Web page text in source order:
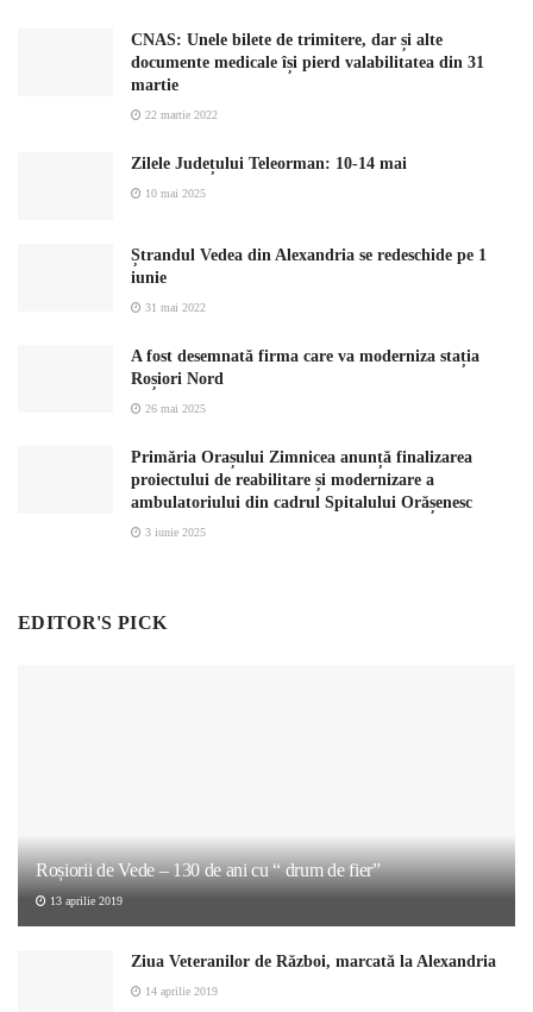
CNAS: Unele bilete de trimitere, dar și alte
documente medicale își pierd valabilitatea din 31
martie
22 martie 2022
Zilele Județului Teleorman: 10-14 mai
10 mai 2025
Ștrandul Vedea din Alexandria se redeschide pe 1
iunie
31 mai 2022
A fost desemnată firma care va moderniza stația
Roșiori Nord
26 mai 2025
Primăria Orașului Zimnicea anunță finalizarea
proiectului de reabilitare și modernizare a
ambulatoriului din cadrul Spitalului Orășenesc
3 iunie 2025
EDITOR'S PICK
Roșiorii de Vede – 130 de ani cu “ drum de fier”
13 aprilie 2019
Ziua Veteranilor de Război, marcată la Alexandria
14 aprilie 2019